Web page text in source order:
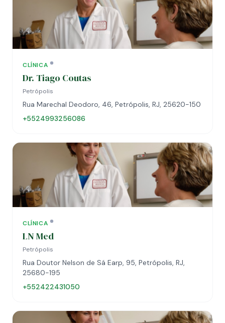
CLÍNICA
Dr. Tiago Coutas
Petrópolis
Rua Marechal Deodoro, 46, Petrópolis, RJ, 25620-150
+5524993256086
CLÍNICA
LN Med
Petrópolis
Rua Doutor Nelson de Sá Earp, 95, Petrópolis, RJ,
25680-195
+552422431050